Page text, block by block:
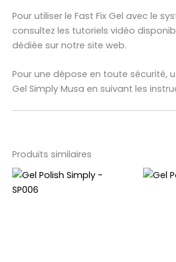
Pour utiliser le Fast Fix Gel avec le
consultez les tutoriels vidéo
dédiée sur notre site web.
Pour une dépose en toute sécurité,
Gel Simply Musa en suivant les
Produits similaires